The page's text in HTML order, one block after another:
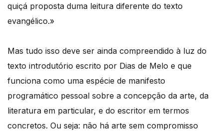
quiçá proposta duma leitura diferente do texto
evangélico.»
Mas tudo isso deve ser ainda compreendido à luz do
texto introdutório escrito por Dias de Melo e que
funciona como uma espécie de manifesto
programático pessoal sobre a concepção da arte, da
literatura em particular, e do escritor em termos
concretos. Ou seja: não há arte sem compromisso